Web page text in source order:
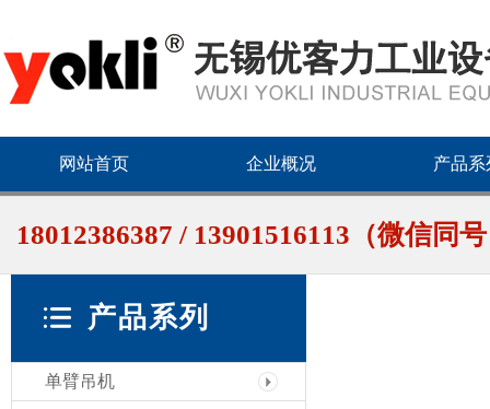
网站首页 企业概况 产品系
18012386387 / 13901516113（微信同
产品系列
单臂吊机